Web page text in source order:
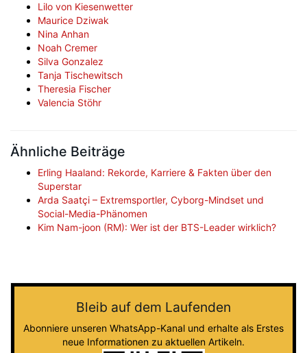
Lilo von Kiesenwetter
Maurice Dziwak
Nina Anhan
Noah Cremer
Silva Gonzalez
Tanja Tischewitsch
Theresia Fischer
Valencia Stöhr
Ähnliche Beiträge
Erling Haaland: Rekorde, Karriere & Fakten über den
Superstar
Arda Saatçi – Extremsportler, Cyborg-Mindset und
Social-Media-Phänomen
Kim Nam-joon (RM): Wer ist der BTS-Leader wirklich?
Bleib auf dem Laufenden
Abonniere unseren WhatsApp-Kanal und erhalte als Erstes
neue Informationen zu aktuellen Artikeln.